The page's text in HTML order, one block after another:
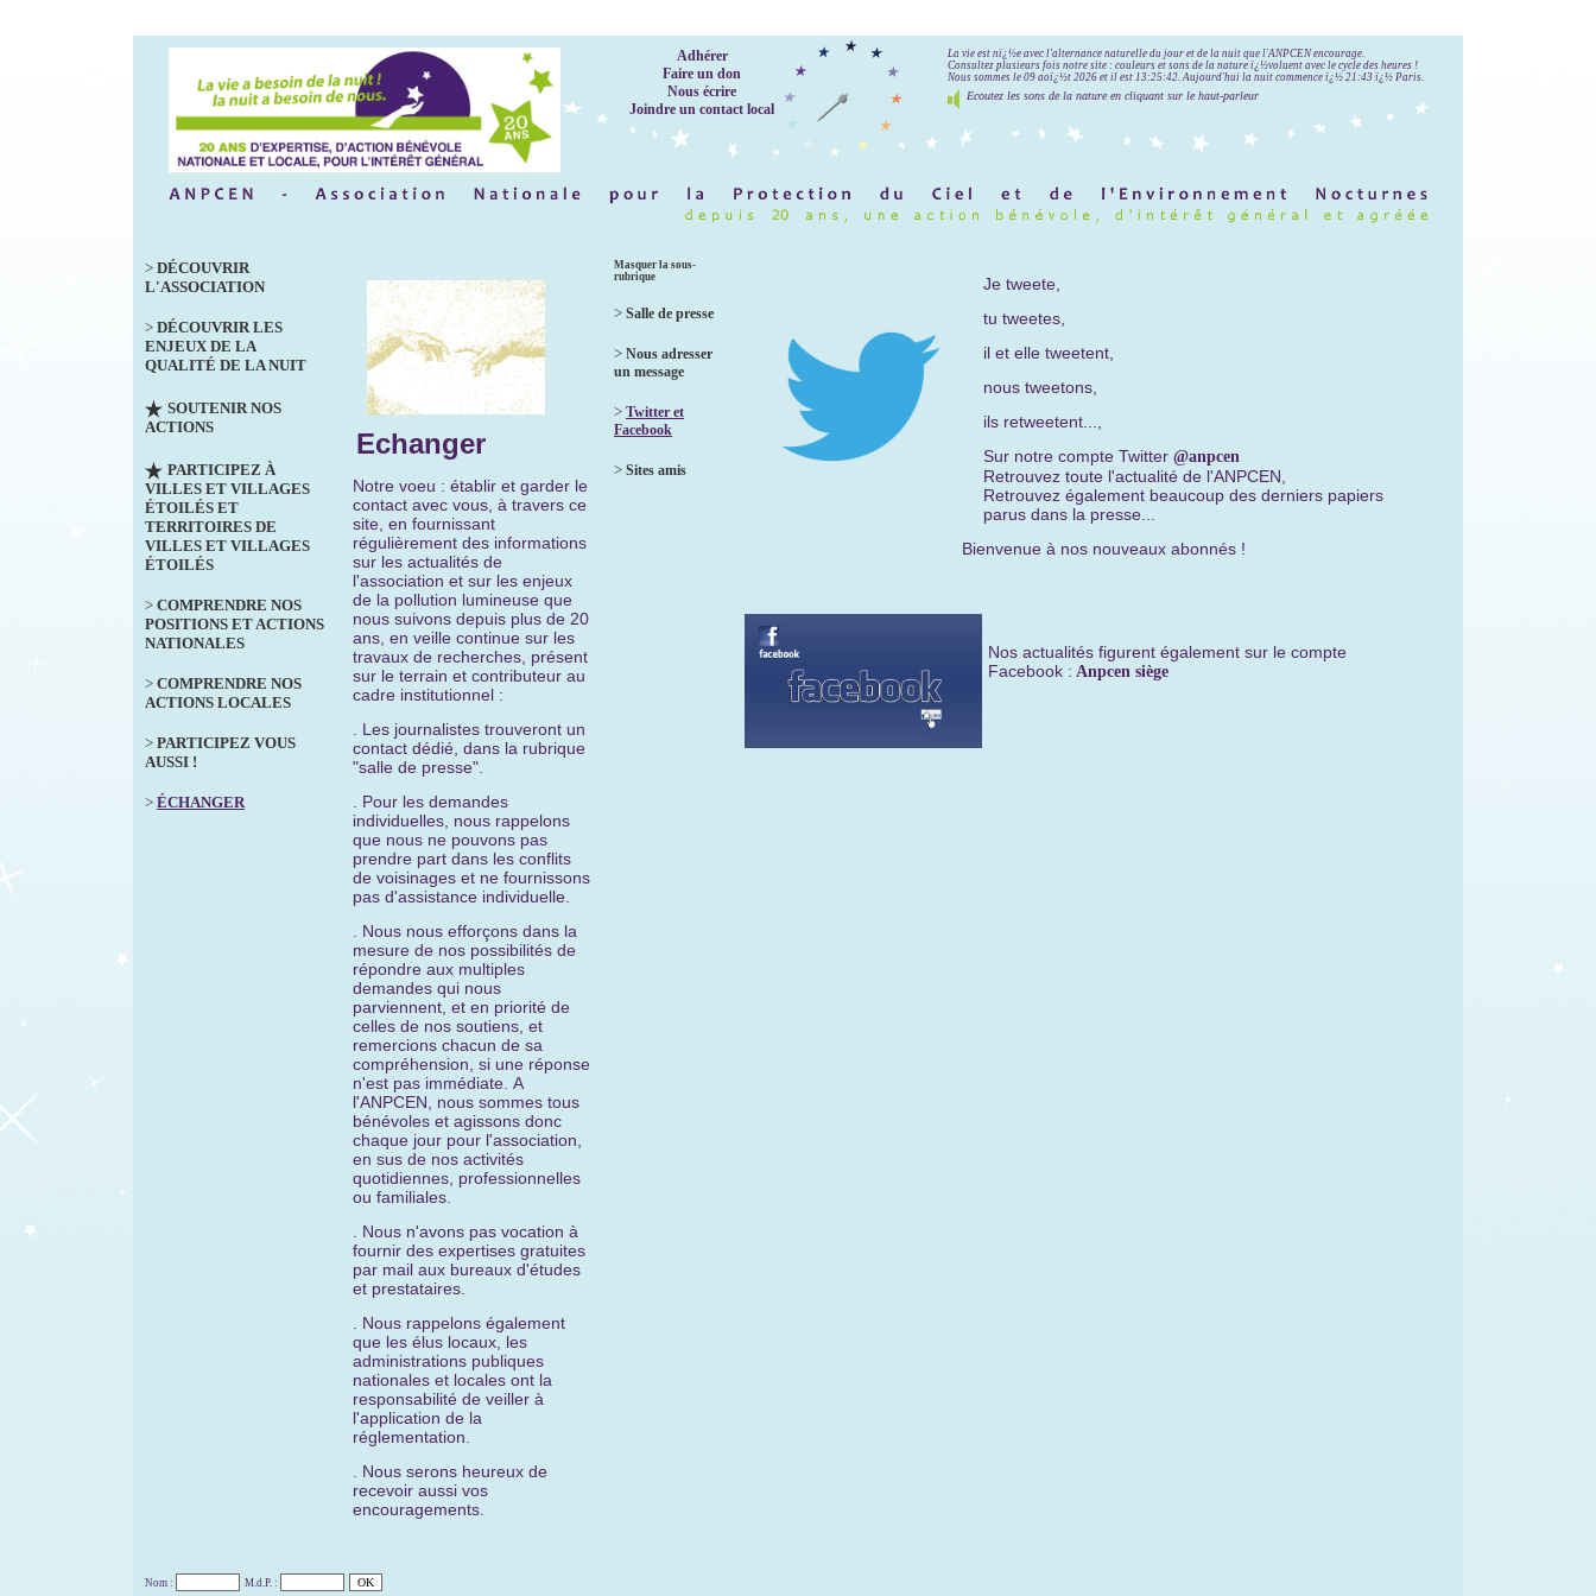
Adhérer
Faire un don
Nous écrire
Joindre un contact local
La vie est nï¿½e avec l'alternance naturelle du jour et de la nuit que l'ANPCEN encourage.
Consultez plusieurs fois notre site : couleurs et sons de la nature ï¿½voluent avec le cycle des heures !
Nous sommes le 09 aoï¿½t 2026 et il est 13:25:43.Aujourd'hui la nuit commence ï¿½ 21:43 ï¿½ Paris.
Ecoutez les sons de la nature en cliquant sur le haut-parleur
> DÉCOUVRIR
L'ASSOCIATION
> DÉCOUVRIR LES
ENJEUX DE LA
QUALITÉ DE LA NUIT
SOUTENIR NOS
ACTIONS
PARTICIPEZ À
VILLES ET VILLAGES
ÉTOILÉS ET
TERRITOIRES DE
VILLES ET VILLAGES
ÉTOILÉS
> COMPRENDRE NOS
POSITIONS ET ACTIONS
NATIONALES
> COMPRENDRE NOS
ACTIONS LOCALES
> PARTICIPEZ VOUS
AUSSI !
> ÉCHANGER
Echanger
Notre voeu : établir et garder le
contact avec vous, à travers ce
site, en fournissant
régulièrement des informations
sur les actualités de
l'association et sur les enjeux
de la pollution lumineuse que
nous suivons depuis plus de 20
ans, en veille continue sur les
travaux de recherches, présent
sur le terrain et contributeur au
cadre institutionnel :
. Les journalistes trouveront un
contact dédié, dans la rubrique
"salle de presse".
. Pour les demandes
individuelles, nous rappelons
que nous ne pouvons pas
prendre part dans les conflits
de voisinages et ne fournissons
pas d'assistance individuelle.
Nous nous efforçons dans la
mesure de nos possibilités de
répondre aux multiples
demandes qui nous
parviennent, et en priorité de
celles de nos soutiens, et
remercions chacun de sa
compréhension, si une réponse
n'est pas immédiate. A
l'ANPCEN, nous sommes tous
bénévoles et agissons donc
chaque jour pour l'association,
en sus de nos activités
quotidiennes, professionnelles
ou familiales.
. Nous n'avons pas vocation à
fournir des expertises gratuites
par mail aux bureaux d'études
et prestataires.
. Nous rappelons également
que les élus locaux, les
administrations publiques
nationales et locales ont la
responsabilité de veiller à
l'application de la
réglementation.
. Nous serons heureux de
recevoir aussi vos
encouragements.
Masquer la sous-
rubrique
> Salle de presse
> Nous adresser
un message
> Twitter et
Facebook
> Sites amis
Je tweete,
tu tweetes,
il et elle tweetent,
nous tweetons,
ils retweetent...,
Sur notre compte Twitter @anpcen
Retrouvez toute l'actualité de l'ANPCEN,
Retrouvez également beaucoup des derniers papiers
parus dans la presse...
Bienvenue à nos nouveaux abonnés !
Nos actualités figurent également sur le compte
Facebook : Anpcen siège
Nom : M.d.P. :